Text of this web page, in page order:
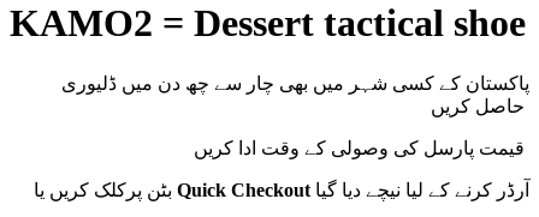
KAMO2 = Dessert tactical shoe
آرڈر کرنے کے لیا نیچے دیا گیا Quick Checkout بٹن پرکلک کریں یا